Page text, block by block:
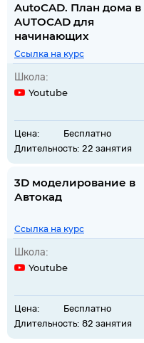
AutoCAD. План дома в
AUTOCAD для
начинающих
Ссылка на курс
Школа:
Youtube
Цена:
Бесплатно
Длительность: 22 занятия
3D моделирование в
Автокад
Ссылка на курс
Школа:
Youtube
Цена:
Бесплатно
Длительность: 82 занятия